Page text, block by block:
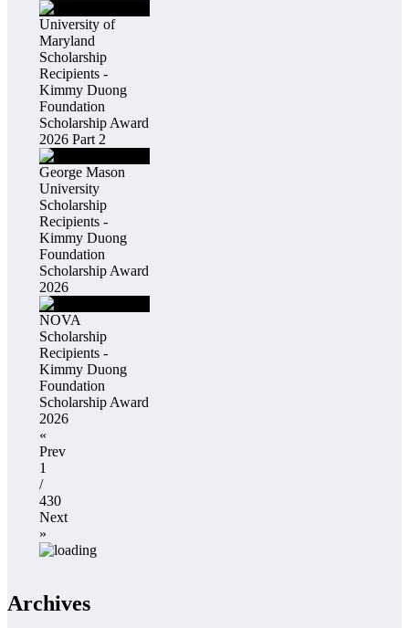
University of
Maryland
Scholarship
Recipients -
Kimmy Duong
Foundation
Scholarship Award
2026 Part 2
George Mason
University
Scholarship
Recipients -
Kimmy Duong
Foundation
Scholarship Award
2026
NOVA
Scholarship
Recipients -
Kimmy Duong
Foundation
Scholarship Award
2026
«
Prev
1
/
430
Next
»
Archives